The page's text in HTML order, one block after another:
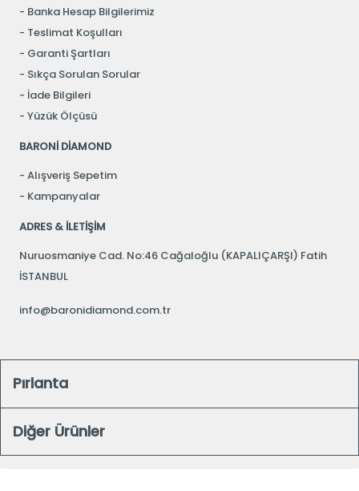
Banka Hesap Bilgilerimiz
Teslimat Koşulları
Garanti Şartları
Sıkça Sorulan Sorular
İade Bilgileri
Yüzük Ölçüsü
BARONİ DİAMOND
Alışveriş Sepetim
Kampanyalar
ADRES & İLETİŞİM
Nuruosmaniye Cad. No:46 Cağaloğlu (KAPALIÇARŞI) Fatih
İSTANBUL
info@baronidiamond.com.tr
Pırlanta
Diğer Ürünler